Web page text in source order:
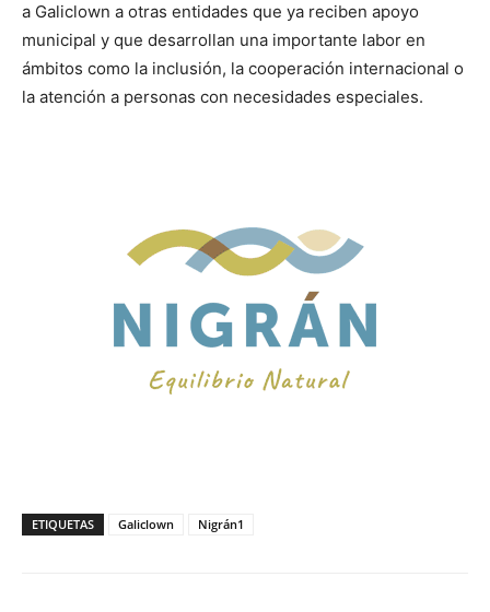
a Galiclown a otras entidades que ya reciben apoyo
municipal y que desarrollan una importante labor en
ámbitos como la inclusión, la cooperación internacional o
la atención a personas con necesidades especiales.
ETIQUETAS Galiclown Nigrán1